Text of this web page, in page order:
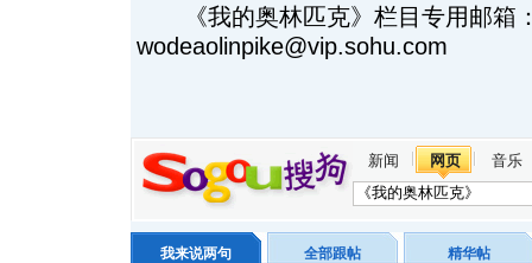
《我的奥林匹克》栏目专用邮箱
wodeaolinpike@vip.sohu.com
新闻 网页 音乐
我来说两句 全部跟帖
精华帖